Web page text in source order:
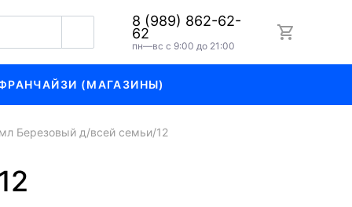
8 (989) 862-62-
62
пн—вс с 9:00 до 21:00
(МАГАЗИНЫ)
Березовый д/всей семьи/12